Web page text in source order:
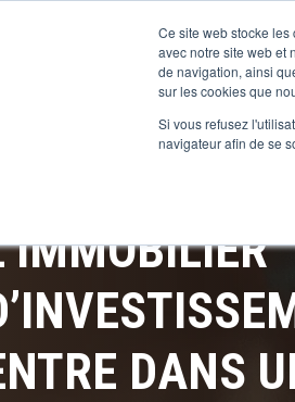
Ce site web stocke
avec notre site web et
de navigation, ainsi
sur les cookies que
Si vous refusez
navigateur afin de se
DANS